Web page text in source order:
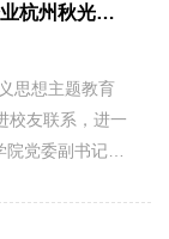
校友企业——物理学院师生走访校友企业杭州秋光科技有限公司
思想主题教育
校友联系，进一
党委副书记邹